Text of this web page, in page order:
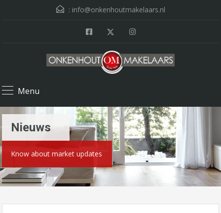
: info@onkenhoutmakelaars.nl
Menu
Nieuws
Know about market updates